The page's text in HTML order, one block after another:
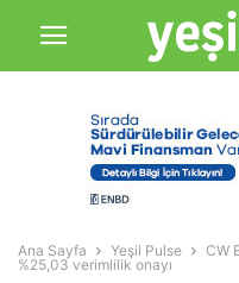
Ana Sayfa Yeşil Pulse
CW
%25,03 verimlilik onayı